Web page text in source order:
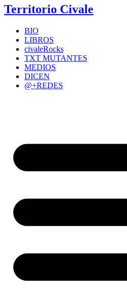
Territorio Civale
BIO
LIBROS
civaleRocks
TXT MUTANTES
MEDIOS
DICEN
@+REDES